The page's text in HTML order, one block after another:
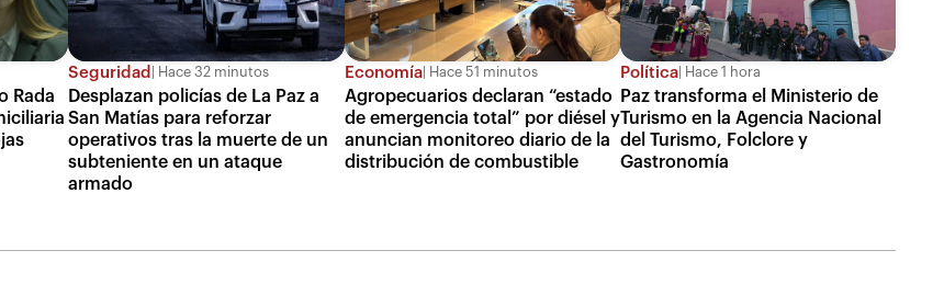
Rada
Seguridad Hace 32 minutos
Desplazan policías de La Paz a
San Matías para reforzar
operativos tras la muerte de un
subteniente en un ataque
armado
Economía Hace 51 minutos
Agropecuarios declaran “estado
de emergencia total” por diésel y
anuncian monitoreo diario de la
distribución de combustible
Política Hace 1 hora
Paz transforma el Ministerio de
Turismo en la Agencia Nacional
del Turismo, Folclore y
Gastronomía